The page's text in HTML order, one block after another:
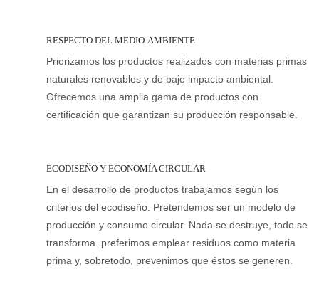
RESPECTO DEL MEDIO-AMBIENTE
Priorizamos los productos realizados con materias primas
naturales renovables y de bajo impacto ambiental.
Ofrecemos una amplia gama de productos con
certificación que garantizan su producción responsable.
ECODISEÑO Y ECONOMÍA CIRCULAR
En el desarrollo de productos trabajamos según los
criterios del ecodiseño. Pretendemos ser un modelo de
producción y consumo circular. Nada se destruye, todo se
transforma. preferimos emplear residuos como materia
prima y, sobretodo, prevenimos que éstos se generen.